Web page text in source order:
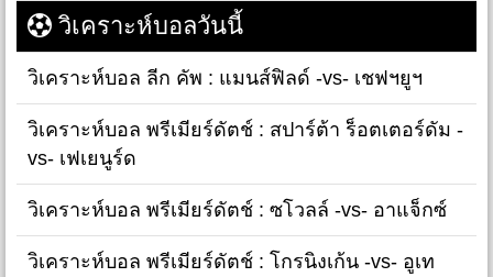
วิเคราะห์บอลวันนี้
วิเคราะห์บอล ลีก คัพ : แมนส์ฟิลด์ -vs- เชฟฯยูฯ
วิเคราะห์บอล พรีเมียร์ดัตช์ : สปาร์ต้า ร็อตเตอร์ดัม -
vs- เฟเยนูร์ด
วิเคราะห์บอล พรีเมียร์ดัตช์ : ซโวลล์ -vs- อาแจ็กซ์
วิเคราะห์บอล พรีเมียร์ดัตช์ : โกรนิงเก้น -vs- อูเท